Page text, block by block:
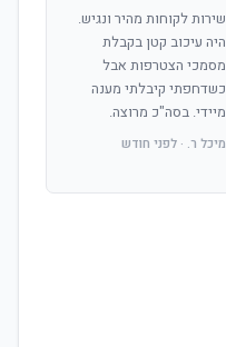
שירות לקוחות מהיר ונגיש.
היה עיכוב קטן בקבלת
מסמכי הצטרפות אבל
כשדחפתי קיבלתי מענה
מיידי. בסה"כ מרוצה.
מיכל ר. · לפני חודש